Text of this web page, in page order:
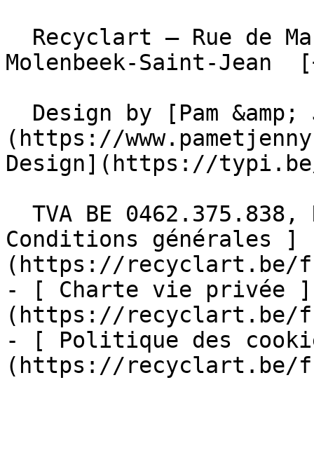
Molenbeek-Saint-
(https://
Design](https://
Conditions générales ]
(https://recyclart.be/
- [ Charte vie privée ]
(https://recyclart.be/
- [ Politique des